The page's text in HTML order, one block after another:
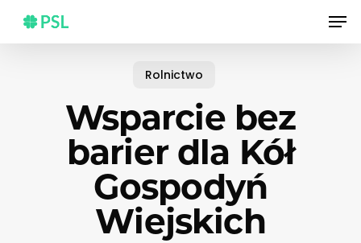
main
Rolnictwo
Wsparcie bez
barier dla Kół
Gospodyń
Wiejskich